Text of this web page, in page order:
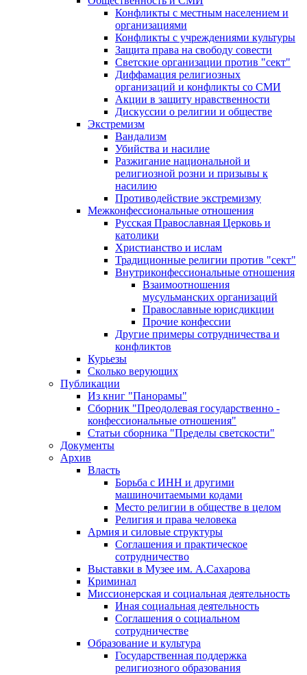
Конфликты с местным населением и
организациями
Конфликты с учреждениями культуры
Защита права на свободу совести
Светские организации против "сект"
Диффамация религиозных
организаций и конфликты со СМИ
Акции в защиту нравственности
Дискуссии о религии и обществе
Экстремизм
Вандализм
Убийства и насилие
Разжигание национальной и
религиозной розни и призывы к
насилию
Противодействие экстремизму
Межконфессиональные отношения
Русская Православная Церковь и
католики
Христианство и ислам
Традиционные религии против "сект"
Внутриконфессиональные отношения
Взаимоотношения
мусульманских организаций
Православные юрисдикции
Прочие конфессии
Другие примеры сотрудничества и
конфликтов
Курьезы
Сколько верующих
Публикации
Из книг "Панорамы"
Сборник "Преодолевая государственно -
конфессиональные отношения"
Статьи сборника "Пределы светскости"
Документы
Архив
Власть
Борьба с ИНН и другими
машиночитаемыми кодами
Место религии в обществе в целом
Религия и права человека
Армия и силовые структуры
Соглашения и практическое
сотрудничество
Выставки в Музее им. А.Сахарова
Криминал
Миссионерская и социальная деятельность
Иная социальная деятельность
Соглашения о социальном
сотрудничестве
Образование и культура
Государственная поддержка
религиозного образования